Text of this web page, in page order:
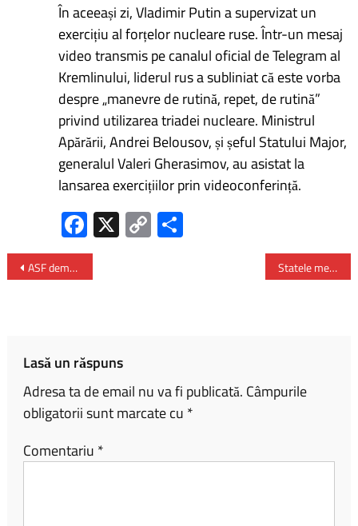
În aceeași zi, Vladimir Putin a supervizat un
exercițiu al forțelor nucleare ruse. Într-un mesaj
video transmis pe canalul oficial de Telegram al
Kremlinului, liderul rus a subliniat că este vorba
despre „manevre de rutină, repet, de rutină”
privind utilizarea triadei nucleare. Ministrul
Apărării, Andrei Belousov, și șeful Statului Major,
generalul Valeri Gherasimov, au asistat la
lansarea exercițiilor prin videoconferință.
Fa
ce
b
X C
o
ASF demarează achiziția pentru o platformă IT dedicată monitorizării pieţei de capital Statele membre nu intenționează să cedeze UE dreptul de a decide vârsta minimă pentru reţele sociale
Lasă un răspuns
Adresa ta de email nu va fi publicată. Câmpurile
obligatorii sunt marcate cu *
Comentariu *